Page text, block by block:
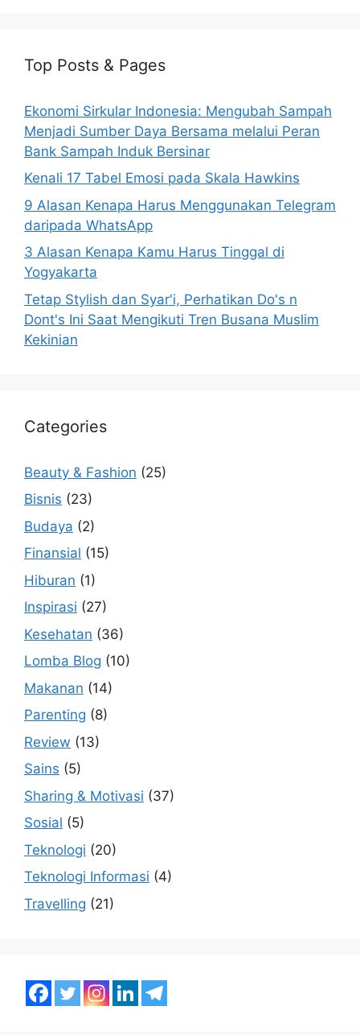
Top Posts & Pages
Ekonomi Sirkular Indonesia: Mengubah Sampah
Menjadi Sumber Daya Bersama melalui Peran
Bank Sampah Induk Bersinar
Kenali 17 Tabel Emosi pada Skala Hawkins
9 Alasan Kenapa Harus Menggunakan Telegram
daripada WhatsApp
3 Alasan Kenapa Kamu Harus Tinggal di
Yogyakarta
Tetap Stylish dan Syar'i, Perhatikan Do's n
Dont's Ini Saat Mengikuti Tren Busana Muslim
Kekinian
Categories
Beauty & Fashion (25)
Bisnis (23)
Budaya (2)
Finansial (15)
Hiburan (1)
Inspirasi (27)
Kesehatan (36)
Lomba Blog (10)
Makanan (14)
Parenting (8)
Review (13)
Sains (5)
Sharing & Motivasi (37)
Sosial (5)
Teknologi (20)
Teknologi Informasi (4)
Travelling (21)